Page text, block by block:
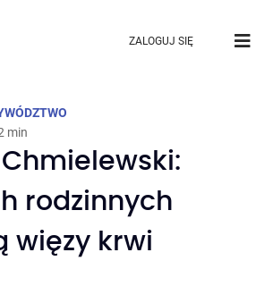
ZALOGUJ SIĘ
min
rodzinnych
więzy krwi